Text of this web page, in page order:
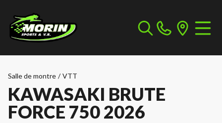
Salle de montre / VTT
KAWASAKI BRUTE
FORCE 750 2026